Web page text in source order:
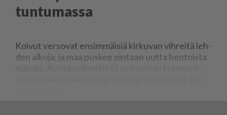
tuntumassa
Koi­vut ver­so­vat en­sim­mäi­siä kir­ku­van vih­rei­tä leh­
den al­ku­ja, ja maa pus­kee pin­taan uut­ta hen­tois­ta